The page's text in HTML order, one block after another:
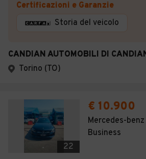
Certificazioni e Garanzie
Storia del veicolo
CANDIAN AUTOMOBILI DI
Torino (TO)
22
€ 10.900
Mercedes-benz
Business